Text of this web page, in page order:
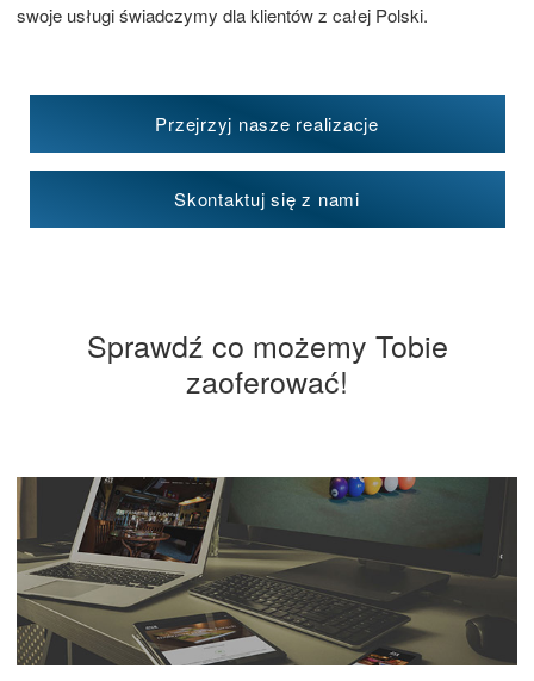
swoje usługi świadczymy dla klientów z całej Polski.
Przejrzyj nasze realizacje
Skontaktuj się z nami
Sprawdź co możemy Tobie
zaoferować!